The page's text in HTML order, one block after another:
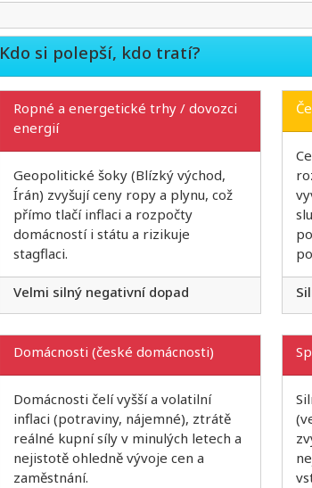
Kdo si polepší, kdo tratí?
Ropné a energetické trhy / dovozci
energií
Geopolitické šoky (Blízký východ,
Írán) zvyšují ceny ropy a plynu, což
přímo tlačí inflaci a rozpočty
domácností i státu a rizikuje
stagflaci.
Velmi silný negativní dopad
Domácnosti (české domácnosti)
Domácnosti čelí vyšší a volatilní
inflaci (potraviny, nájemné), ztrátě
reálné kupní síly v minulých letech a
nejistotě ohledně vývoje cen a
zaměstnání.